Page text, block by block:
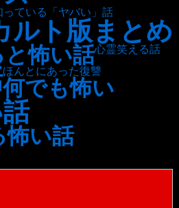
ている「ヤバい」話
ルト版まとめ
怖い話心霊笑える話
ほんとにあった復讐
何でも怖い
怖い話